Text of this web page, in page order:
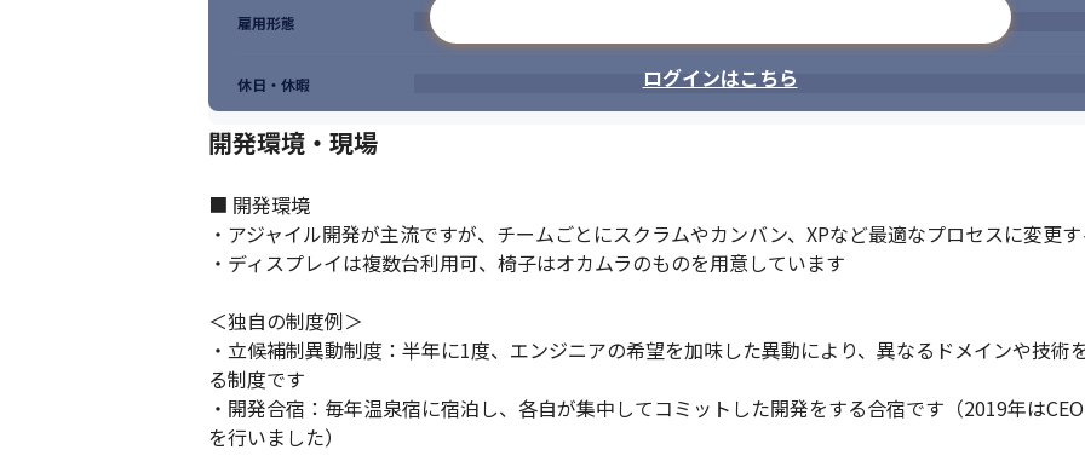
ログインはこちら
雇用形態
休日・休暇
開発環境・現場
■ 開発環境
・アジャイル開発が主流ですが、チームごとにスクラムやカンバン、XPなど最適なプロセスに変更
・ディスプレイは複数台利用可、椅子はオカムラのものを用意しています
＜独自の制度例＞
・立候補制異動制度：半年に1度、エンジニアの希望を加味した異動により、異なるドメインや技術
る制度です
・開発合宿：毎年温泉宿に宿泊し、各自が集中してコミットした開発をする合宿です（2019年は
を行いました）